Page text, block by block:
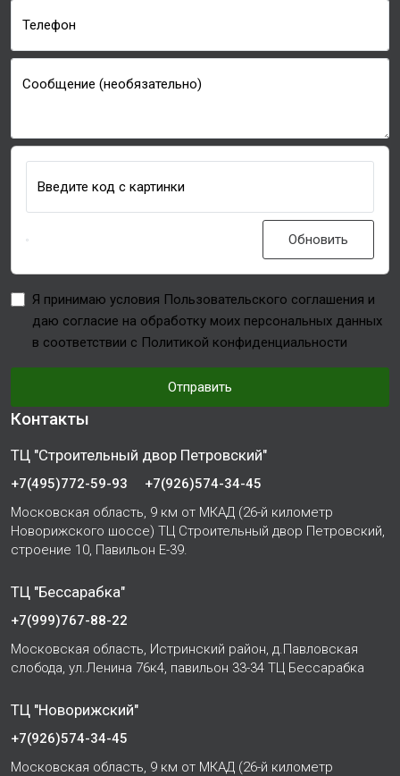
Телефон
Сообщение (необязательно)
Введите код с картинки
Обновить
Я принимаю условия Пользовательского соглашения и
даю согласие на обработку моих персональных данных
в соответствии с Политикой конфиденциальности
Отправить
Контакты
ТЦ "Строительный двор Петровский"
+7(495)772-59-93
+7(926)574-34-45
Московская область, 9 км от МКАД (26-й километр
Новорижского шоссе) ТЦ Строительный двор Петровский,
строение 10, Павильон Е-39.
ТЦ "Бессарабка"
+7(999)767-88-22
Московская область, Истринский район, д.Павловская
слобода, ул.Ленина 76к4, павильон 33-34 ТЦ Бессарабка
ТЦ "Новорижский"
+7(926)574-34-45
Московская область, 9 км от МКАД (26-й километр